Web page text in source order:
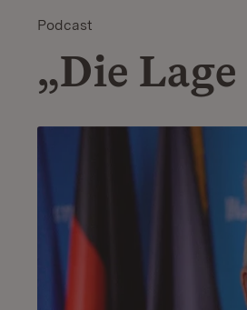
Podcast
„Die